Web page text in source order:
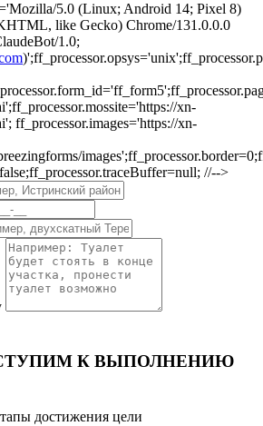
5.0 (Linux; Android 14; Pixel 8)
like Gecko) Chrome/131.0.0.0
1.0;
xn-
ff_processor.images='https://xn-
//-->
К ВЫПОЛНЕНИЮ
достижения цели